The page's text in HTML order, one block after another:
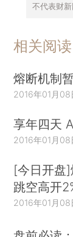
不代表财新
相关阅读
熔断机制
2016年01月08
享年四天
2016年01月08
[今日开盘
跳空高开
2016年01月08